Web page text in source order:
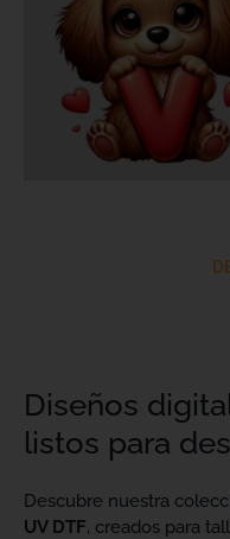
Diseños
listos para
Descubre nuestra
UV DTF, creados para